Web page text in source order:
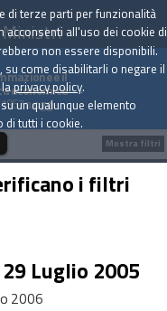
Ministri
e il
economica
a oggi
i filtri
Luglio 2005
2006
Mostra filtri
di terze parti per funzionalità
acconsenti all'uso dei cookie di
non essere disponibili.
come disabilitarli o negare il
laprivacy policy.
un qualunque elemento
tutti i cookie.